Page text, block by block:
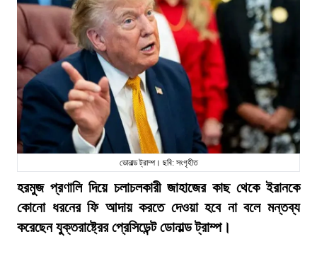
ডোনাল্ড ট্রাম্প। ছবি: সংগৃহীত
হরমুজ প্রণালি দিয়ে চলাচলকারী জাহাজের কাছ থেকে ইরানকে
কোনো ধরনের ফি আদায় করতে দেওয়া হবে না বলে মন্তব্য
করেছেন যুক্তরাষ্ট্রের প্রেসিডেন্ট ডোনাল্ড ট্রাম্প।